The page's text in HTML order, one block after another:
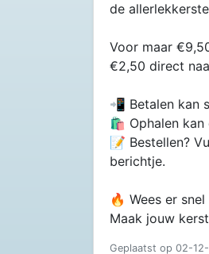
de
Voor maar
€2,50 direct
📲 Betalen kan
🛍️ Ophalen kan
📝 Bestellen?
berichtje.
🔥 Wees er
Maak jouw
Geplaatst op 02-